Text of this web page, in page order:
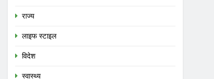
राज्य
लाइफ स्टाइल
विदेश
स्‍वास्‍थ्‍य